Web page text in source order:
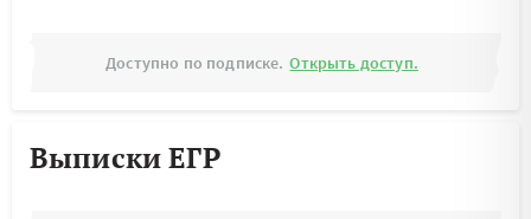
Доступно по подписке. Открыть доступ.
Выписки ЕГР